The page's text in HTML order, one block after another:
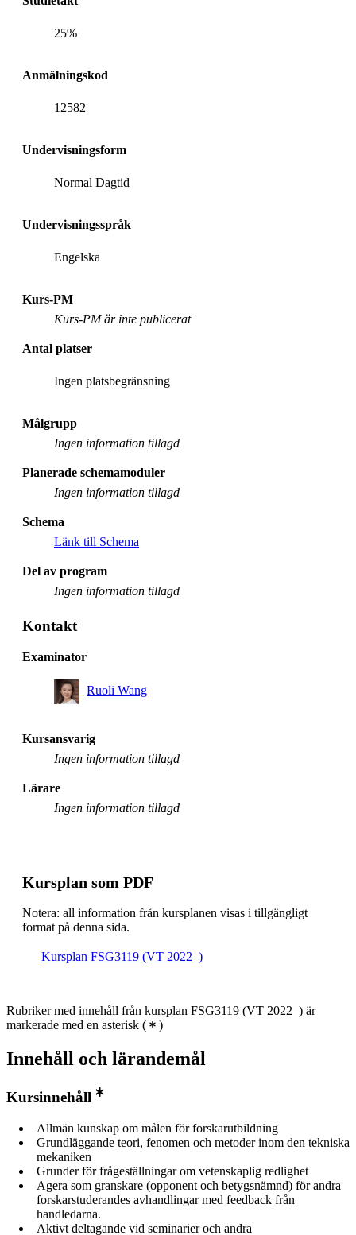
25%
Anmälningskod
12582
Undervisningsform
Normal Dagtid
Undervisningsspråk
Engelska
Kurs-PM
Kurs-PM är inte publicerat
Antal platser
Ingen platsbegränsning
Målgrupp
Ingen information tillagd
Planerade schemamoduler
Ingen information tillagd
Schema
Länk till Schema
Del av program
Ingen information tillagd
Kontakt
Examinator
Ruoli Wang
Kursansvarig
Ingen information tillagd
Lärare
Ingen information tillagd
Kursplan som PDF
Notera: all information från kursplanen visas i tillgängligt
format på denna sida.
Kursplan FSG3119 (VT 2022–)
Rubriker med innehåll från kursplan FSG3119 (VT 2022–) är
markerade med en asterisk ( )
Innehåll och lärandemål
Kursinnehåll
Allmän kunskap om målen för forskarutbildning
Grundläggande teori, fenomen och metoder inom den tekniska
mekaniken
Grunder för frågeställningar om vetenskaplig redlighet
Agera som granskare (opponent och betygsnämnd) för andra
forskarstuderandes avhandlingar med feedback från
handledarna.
Aktivt deltagande vid seminarier och andra